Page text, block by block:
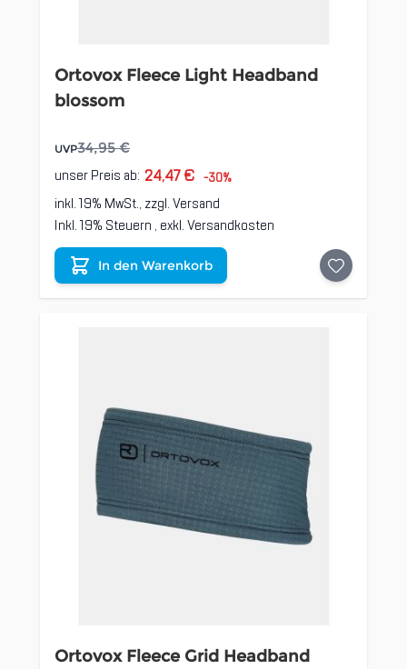
Ortovox Fleece Light Headband
blossom
UVP34,95 €
unser Preis ab: 24,47 € -30%
inkl. 19% MwSt., zzgl.Versand
Inkl. 19% Steuern , exkl.Versandkosten
In den Warenkorb
Ortovox Fleece Grid Headband